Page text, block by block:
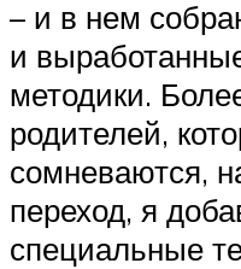
– и в нем
и
методики.
родителей,
сомневаются,
переход, я
специальные